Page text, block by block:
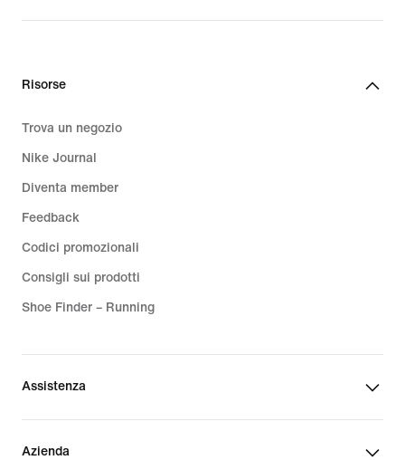
Risorse
Trova un negozio
Nike Journal
Diventa member
Feedback
Codici promozionali
Consigli sui prodotti
Shoe Finder – Running
Assistenza
Azienda